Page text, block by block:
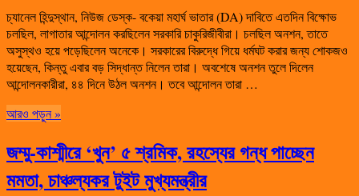
চ্যানেল হিন্দুস্থান, নিউজ ডেস্ক- বকেয়া মহার্ঘ ভাতার (DA) দাবিতে এতদিন বিক্ষোভ
চলছিল, লাগাতার আন্দোলন করছিলেন সরকারি চাকুরিজীবীরা। চলছিল অনশন, তাতে
অসুস্থও হয়ে পড়েছিলেন অনেকে। সরকারের বিরুদ্ধে গিয়ে ধর্মঘট করার জন্য শোকজও
হয়েছেন, কিন্তু এবার বড় সিদ্ধান্ত নিলেন তারা। অবশেষে অনশন তুলে দিলেন
আন্দোলনকারীরা, ৪৪ দিনে উঠল অনশন। তবে আন্দোলন তারা …
আরও পড়ুন »
জম্মু-কাশ্মীরে ‘খুন’ ৫ শ্রমিক, রহস্যের গন্ধ পাচ্ছেন
মমতা, চাঞ্চল্যকর টুইট মুখ্যমন্ত্রীর